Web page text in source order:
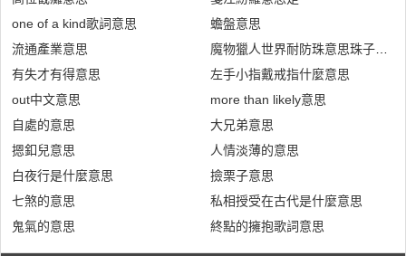
one of a kind歌詞意思
流通產業意思
有失才有得意思
out中文意思
自處的意思
摁釦兒意思
白夜行是什麼意思
七煞的意思
鬼氣的意思
蟾盤意思
魔物獵人世界耐防珠意思珠子推薦
左手小指戴戒指什麼意思
more than likely意思
大兄弟意思
人情淡薄的意思
撿栗子意思
私相授受在古代是什麼意思
終點的擁抱歌詞意思